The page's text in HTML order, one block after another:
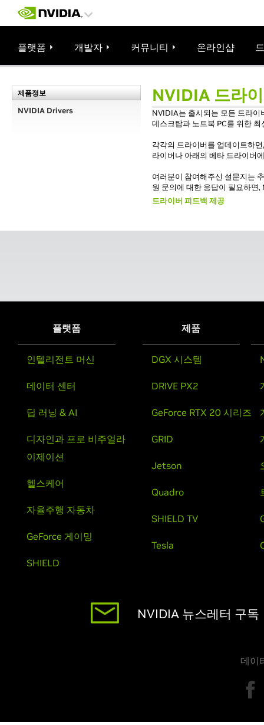
플랫폼 개발자 커뮤니티 온라인샵
제품정보
NVIDIA Drivers
NVIDIA 드라
NVIDIA는 출시되는 모든 드라이
데스크탑과 노트북 PC를 위한
각각의 드라이버를 업데이트하
라이버나 아래의 베타 드라이버
여러분이 참여해주신 설문지는
원 문의에 대한 응답이 필요하면
드라이버 피드백 제공
플랫폼
인텔리전트 머신
데이터 센터
딥 러닝 & AI
디자인과 프로 비주얼라
이제이션
헬스케어
자율주행 자동차
GeForce 게이밍
SHIELD
제품
DGX 시스템
DRIVE PX2
GeForce RTX 20 시리즈
GRID
Jetson
Quadro
SHIELD TV
Tesla
NVIDIA 뉴스레터 구독
데이